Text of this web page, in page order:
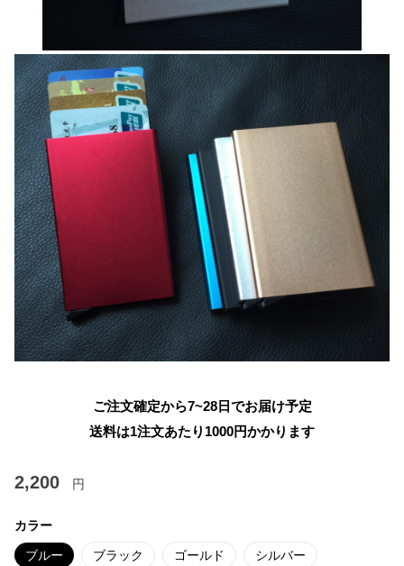
ご注文確定から7~28日でお届け予定
送料は1注文あたり 1000円かかります
2,200 円
カラー
ブルー ブラック ゴールド シルバー